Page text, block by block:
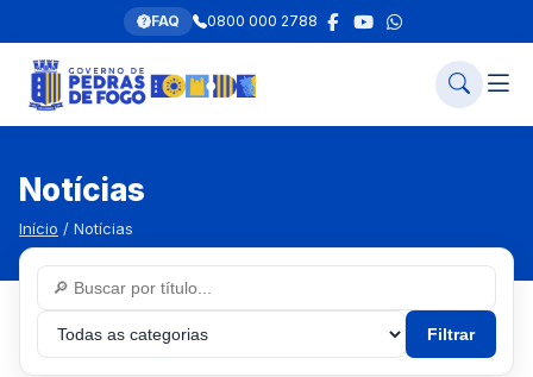
FAQ 0800 000 2788
Notícias
Início / Notícias
Filtrar